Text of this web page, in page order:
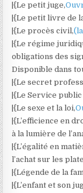
|{Le petit juge,
|{Le petit livre de
|{Le procès civil,
|{Le régime
obligations des
Disponible dans
|{Le secret
|{Le Service
|{Le sexe et la loi,
|{L’efficience en
à la lumière de
|{L’égalité en
l’achat sur les
|{Légende de la
|{L’enfant et son